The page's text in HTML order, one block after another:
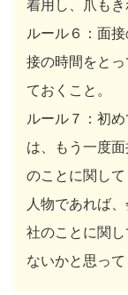
着用し、爪もき
ルール６：面
接の時間をと
ておくこと。
ルール７：初
は、もう一度
のことに関し
人物であれば
社のことに関
ないかと思って